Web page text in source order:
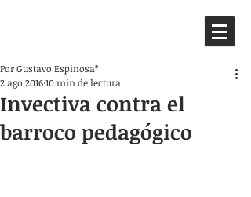
Invectiva contra el
barroco pedagógico
Por Gustavo Espinosa*
2 ago 201610 min de lectura